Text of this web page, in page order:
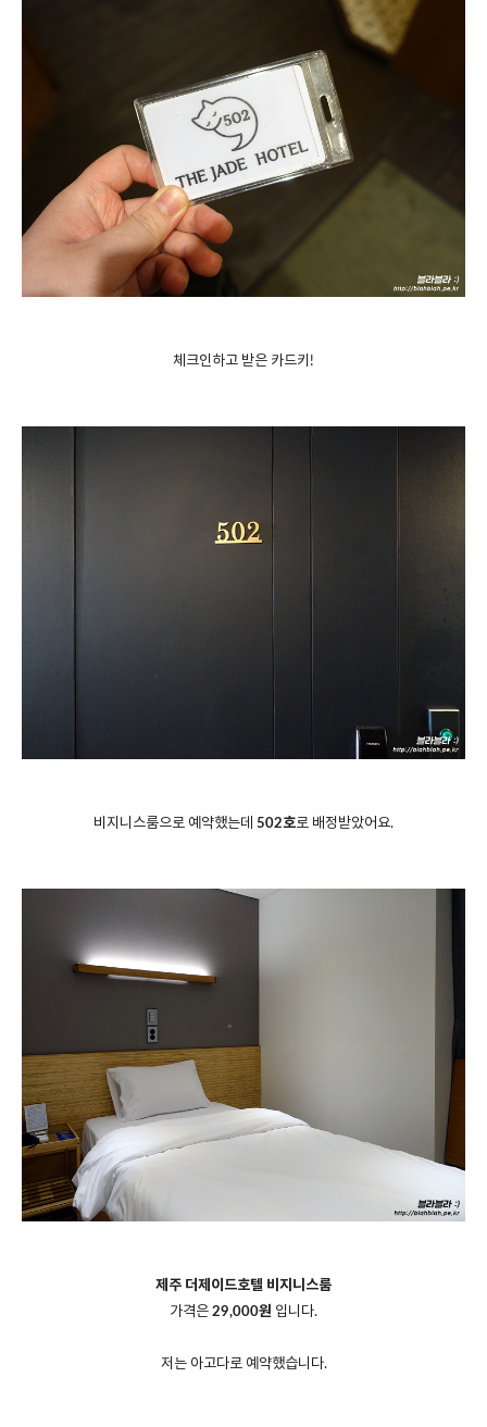
체크인하고 받은 카드키!
비지니스룸으로 예약했는데 502호로 배정받았어요.
제주 더제이드호텔 비지니스룸
가격은 29,000원 입니다.
저는 아고다로 예약했습니다.